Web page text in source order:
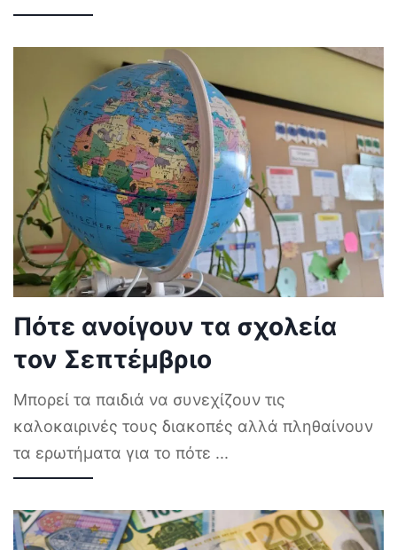
Πότε ανοίγουν τα σχολεία
τον Σεπτέμβριο
Μπορεί τα παιδιά να συνεχίζουν τις
καλοκαιρινές τους διακοπές αλλά πληθαίνουν
τα ερωτήματα για το πότε ...